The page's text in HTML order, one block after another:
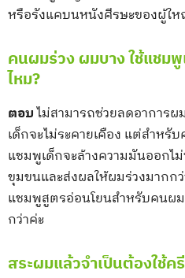
หรือรังแคบนหนังศีรษะของผู้ใ
คนผมร่วง ผมบาง ใช้แชม
ไหม?
ตอบไม่สามารถช่วยลดอาการ
เด็กจะไม่ระคายเคือง แต่สำห
แชมพูเด็กจะล้างความมันออกไ
ขุมขนและส่งผลให้ผมร่วงมากก
แชมพูสูตรอ่อนโยนสำหรับคนผ
กว่าค่ะ
สระผมแล้วจำเป็นต้องใช้